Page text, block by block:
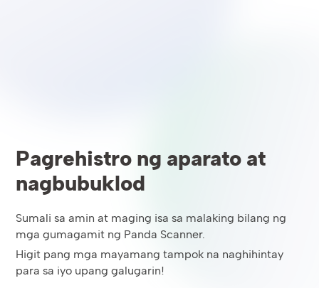
Pagrehistro ng aparato at
nagbubuklod
Sumali sa amin at maging isa sa malaking bilang ng
mga gumagamit ng Panda Scanner.
Higit pang mga mayamang tampok na naghihintay
para sa iyo upang galugarin!